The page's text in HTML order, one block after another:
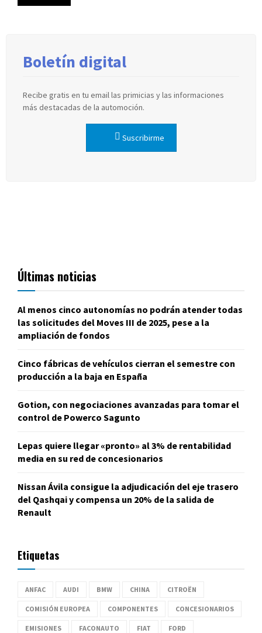
Boletín digital
Recibe gratis en tu email las primicias y las informaciones
más destacadas de la automoción.
Suscribirme
Últimas noticias
Al menos cinco autonomías no podrán atender todas
las solicitudes del Moves III de 2025, pese a la
ampliación de fondos
Cinco fábricas de vehículos cierran el semestre con
producción a la baja en España
Gotion, con negociaciones avanzadas para tomar el
control de Powerco Sagunto
Lepas quiere llegar «pronto» al 3% de rentabilidad
media en su red de concesionarios
Nissan Ávila consigue la adjudicación del eje trasero
del Qashqai y compensa un 20% de la salida de
Renault
Etiquetas
ANFAC AUDI BMW CHINA CITROËN
COMISIÓN EUROPEA COMPONENTES CONCESIONARIOS
EMISIONES FACONAUTO FIAT FORD